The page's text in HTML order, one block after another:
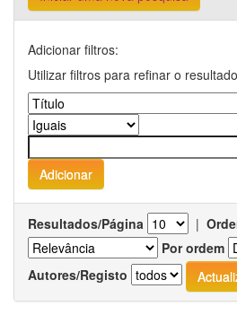
Adicionar filtros:
Utilizar filtros para refinar o
Resultados/Página |
Por ordem
Autores/Registo